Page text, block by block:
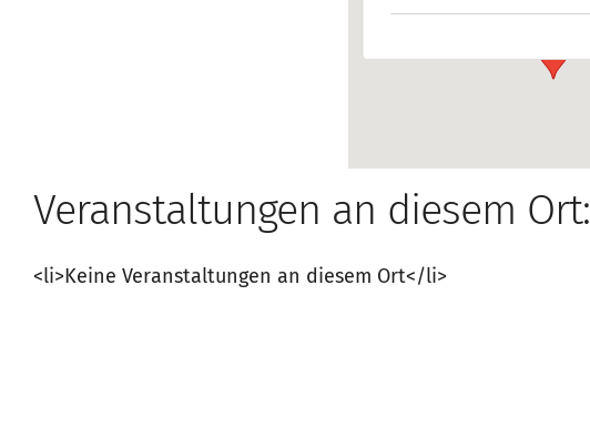
Veranstaltungen an diesem Ort:
<li>Keine Veranstaltungen an diesem Ort</li>